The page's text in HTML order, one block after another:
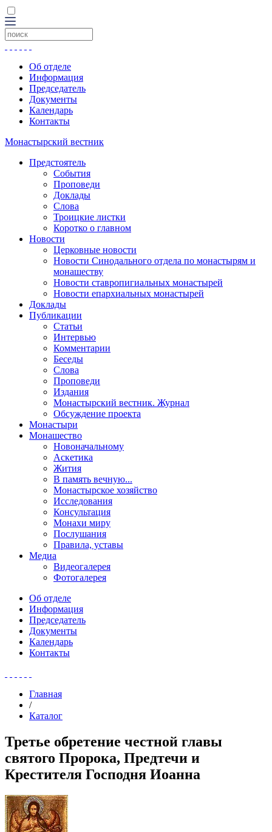
Об отделе
Информация
Председатель
Документы
Календарь
Контакты
Монастырский вестник
Предстоятель
События
Проповеди
Доклады
Слова
Троицкие листки
Коротко о главном
Новости
Церковные новости
Новости Синодального отдела по монастырям и
монашеству
Новости ставропигиальных монастырей
Новости епархиальных монастырей
Доклады
Публикации
Статьи
Интервью
Комментарии
Беседы
Слова
Проповеди
Издания
Монастырский вестник. Журнал
Обсуждение проекта
Монастыри
Монашество
Новоначальному
Аскетика
Жития
В память вечную...
Монастырское хозяйство
Исследования
Консультация
Монахи миру
Послушания
Правила, уставы
Медиа
Видеогалерея
Фотогалерея
Об отделе
Информация
Председатель
Документы
Календарь
Контакты
Главная
/
Каталог
Третье обретение честной главы
святого Пророка, Предтечи и
Крестителя Господня Иоанна